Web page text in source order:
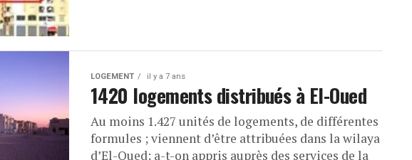
LOGEMENT il y a 7 ans
1420 logements distribués à El-Oued
Au moins 1.427 unités de logements, de différentes
formules ; viennent d’être attribuées dans la wilaya
d’El-Oued; a-t-on appris auprès des services de la